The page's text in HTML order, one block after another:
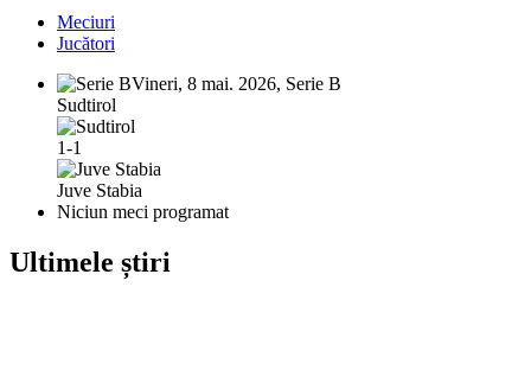
Meciuri
Jucători
Vineri, 8 mai. 2026, Serie B
Sudtirol
1-1
Juve Stabia
Niciun meci programat
Ultimele știri